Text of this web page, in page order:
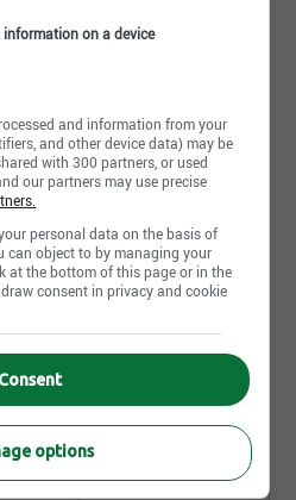
une bétonnière? Oui!
la journée d'embauche de
le samedi 11
pour [...]
on a device
and information from your
and other device data) may be
with 300 partners, or used
our partners may use precise
personal data on the basis of
can object to by managing your
at the bottom of this page or in the
consent in privacy and cookie
Consent
options